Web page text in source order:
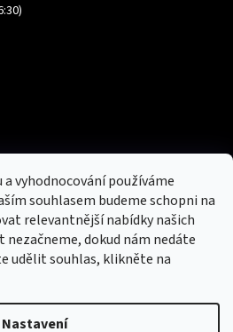
vyhodnocování používáme
souhlasem budeme schopni na
relevantnější nabídky našich
dokud nám nedáte
udělit souhlas, klikněte na
Nastavení
zavazadly, tašky a peněženky